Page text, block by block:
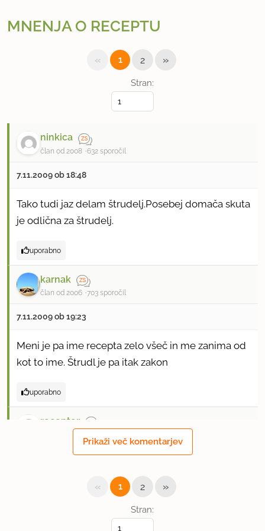
MNENJA O RECEPTU
Stran:
« 1 2 »
ninkica
član od 2008 632 sporočil
7.11.2009 ob 18:48
Tako tudi jaz delam štrudelj.Posebej domača skuta
je odlična za štrudelj.
uporabno
karnak
član od 2006 703 sporočil
7.11.2009 ob 19:23
Meni je pa ime recepta zelo všeč in me zanima od
kot to ime. Štrudl je pa itak zakon
uporabno
receptor
7.11.2009 ob 19:54
Kot mlad nadobudn kuhar,sem imel davno nazaj
Prikaži več komentarjev
Stran:
« 1 2 »